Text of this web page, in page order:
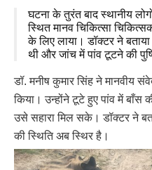
घटना के तुरंत बाद स्थानीय
स्थित मानव चिकित्सा
के लिए लाया। डॉक्टर ने
थी और जांच में पांव टूटने की
डॉ. मनीष कुमार सिंह ने मानवीय
किया। उन्होंने टूटे हुए पांव में
उसे सहारा मिल सके। डॉक्टर ने
की स्थिति अब स्थिर है।